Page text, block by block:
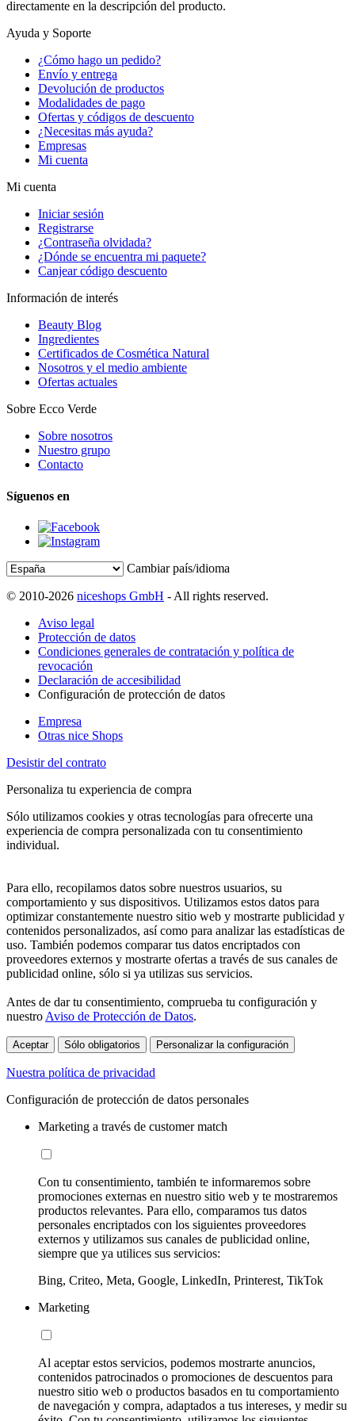
directamente en la descripción del producto.
Ayuda y Soporte
¿Cómo hago un pedido?
Envío y entrega
Devolución de productos
Modalidades de pago
Ofertas y códigos de descuento
¿Necesitas más ayuda?
Empresas
Mi cuenta
Mi cuenta
Iniciar sesión
Registrarse
¿Contraseña olvidada?
¿Dónde se encuentra mi paquete?
Canjear código descuento
Información de interés
Beauty Blog
Ingredientes
Certificados de Cosmética Natural
Nosotros y el medio ambiente
Ofertas actuales
Sobre Ecco Verde
Sobre nosotros
Nuestro grupo
Contacto
Síguenos en
Cambiar país/idioma
© 2010-2026 niceshops GmbH - All rights reserved.
Aviso legal
Protección de datos
Condiciones generales de contratación y política de
revocación
Declaración de accesibilidad
Configuración de protección de datos
Empresa
Otras nice Shops
Desistir del contrato
Personaliza tu experiencia de compra
Sólo utilizamos cookies y otras tecnologías para ofrecerte una
experiencia de compra personalizada con tu consentimiento
individual.
Para ello, recopilamos datos sobre nuestros usuarios, su
comportamiento y sus dispositivos. Utilizamos estos datos para
optimizar constantemente nuestro sitio web y mostrarte publicidad y
contenidos personalizados, así como para analizar las estadísticas de
uso. También podemos comparar tus datos encriptados con
proveedores externos y mostrarte ofertas a través de sus canales de
publicidad online, sólo si ya utilizas sus servicios.
Antes de dar tu consentimiento, comprueba tu configuración y
nuestro Aviso de Protección de Datos.
Aceptar Sólo obligatorios Personalizar la configuración
Nuestra política de privacidad
Configuración de protección de datos personales
Marketing a través de customer match
Con tu consentimiento, también te informaremos sobre
promociones externas en nuestro sitio web y te mostraremos
productos relevantes. Para ello, comparamos tus datos
personales encriptados con los siguientes proveedores
externos y utilizamos sus canales de publicidad online,
siempre que ya utilices sus servicios:
Bing, Criteo, Meta, Google, LinkedIn, Printerest, TikTok
Marketing
Al aceptar estos servicios, podemos mostrarte anuncios,
contenidos patrocinados o promociones de descuentos para
nuestro sitio web o productos basados en tu comportamiento
de navegación y compra, adaptados a tus intereses, y medir su